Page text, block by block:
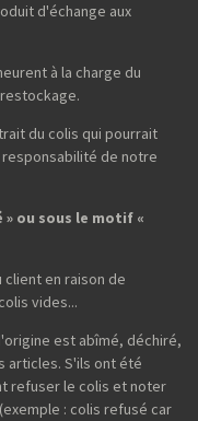
d'échange aux
à la charge du
du colis qui pourrait
de notre
ou sous le motif «
client en raison de
vides...
est abîmé, déchiré,
articles. S'ils ont été
refuser le colis et noter
: colis refusé car